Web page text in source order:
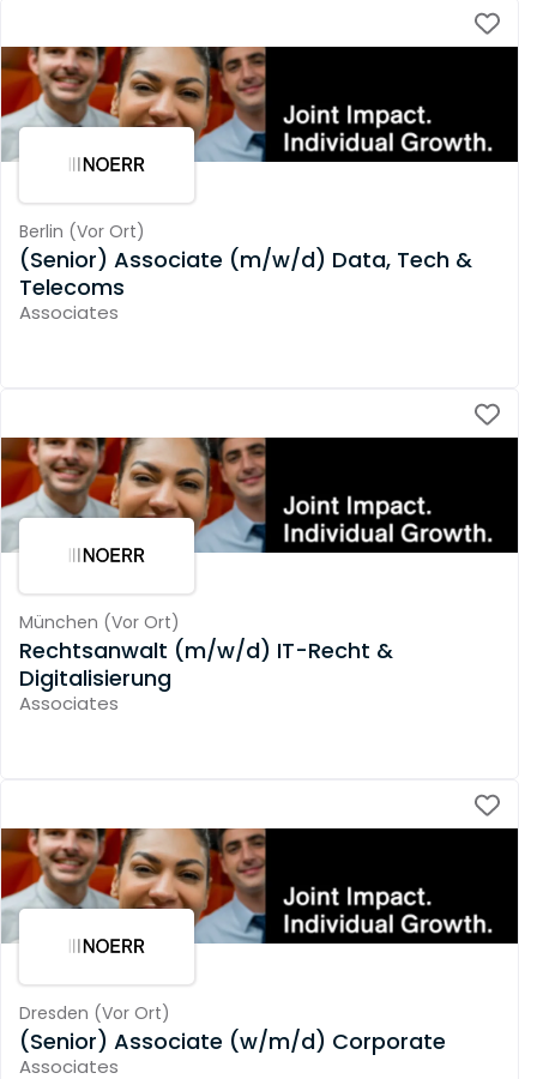
Berlin (Vor Ort)
(Senior) Associate (m/w/d) Data, Tech &
Telecoms
Associates
München (Vor Ort)
Rechtsanwalt (m/w/d) IT-Recht &
Digitalisierung
Associates
Dresden (Vor Ort)
(Senior) Associate (w/m/d) Corporate
Associates